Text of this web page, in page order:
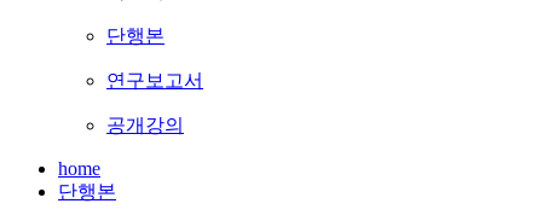
단행본
연구보고서
공개강의
home
단행본